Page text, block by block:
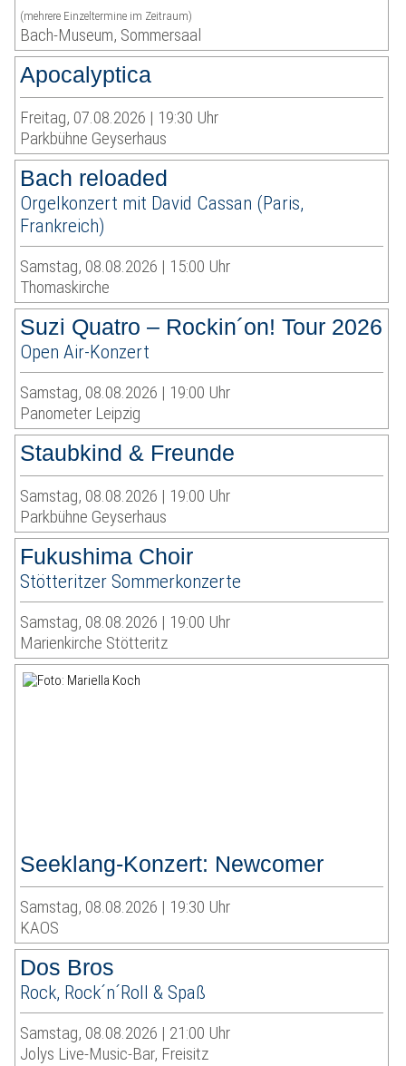
(mehrere Einzeltermine im Zeitraum)
Bach-Museum, Sommersaal
Apocalyptica
Freitag, 07.08.2026 | 19:30 Uhr
Parkbühne Geyserhaus
Bach reloaded
Orgelkonzert mit David Cassan (Paris,
Frankreich)
Samstag, 08.08.2026 | 15:00 Uhr
Thomaskirche
Suzi Quatro – Rockin´on! Tour 2026
Open Air-Konzert
Samstag, 08.08.2026 | 19:00 Uhr
Panometer Leipzig
Staubkind & Freunde
Samstag, 08.08.2026 | 19:00 Uhr
Parkbühne Geyserhaus
Fukushima Choir
Stötteritzer Sommerkonzerte
Samstag, 08.08.2026 | 19:00 Uhr
Marienkirche Stötteritz
Seeklang-Konzert: Newcomer
Samstag, 08.08.2026 | 19:30 Uhr
KAOS
Dos Bros
Rock, Rock´n´Roll & Spaß
Samstag, 08.08.2026 | 21:00 Uhr
Jolys Live-Music-Bar, Freisitz